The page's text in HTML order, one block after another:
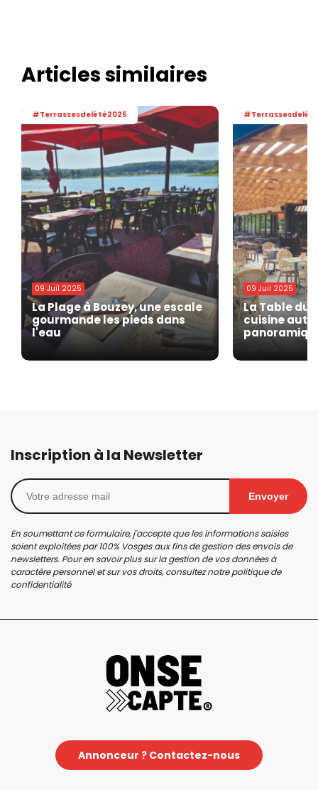
Articles similaires
#Terrassesdelété2025
09 Juil 2025
La Plage à Bouzey, une escale
gourmande les pieds dans
l'eau
09 Juil 2025
La Table du
cuisine
Inscription à la Newsletter
Envoyer
En soumettant ce formulaire, j'accepte que les informations saisies
soient exploitées par 100% Vosges aux fins de gestion des envois de
newsletters. Pour en savoir plus sur la gestion de vos données à
caractère personnel et sur vos droits, consultez notrepolitique de
confidentialité
Annonceur ? Contactez-nous